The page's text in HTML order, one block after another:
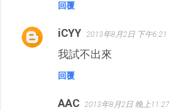
回覆
iCYY 2013年8月2日 下午6:21
我試不出來
回覆
AAC 2013年8月2日 晚上11:27